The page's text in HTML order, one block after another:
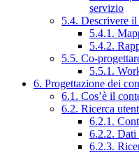
servizio
5.4. Descrivere
5.4.1.
5.4.2.
5.5. Co-
5.5.1.
6. Progettazione dei
6.1. Cos’è il
6.2. Ricerca
6.2.1.
6.2.2. Dati
6.2.3.